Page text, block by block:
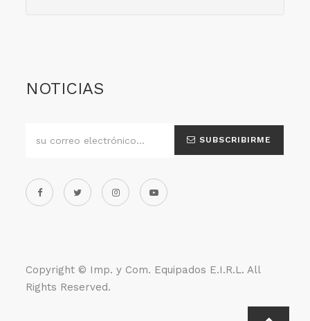
NOTICIAS
SUBSCRIBIRME
Copyright © Imp. y Com. Equipados E.I.R.L. All
Rights Reserved.